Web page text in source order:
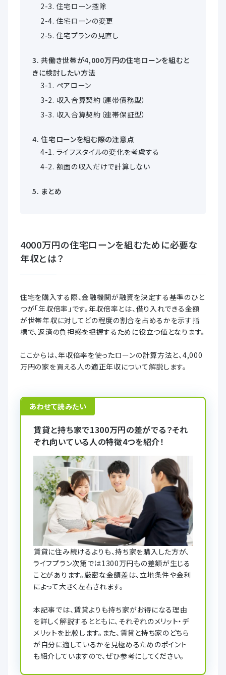
住宅ローン控除
住宅ローンの変更
住宅プランの見直し
共働き世帯が4,000万円の住宅ローンを組むと
きに検討したい方法
ペアローン
収入合算契約（連帯債務型）
収入合算契約（連帯保証型）
住宅ローンを組む際の注意点
ライフスタイルの変化を考慮する
額面の収入だけで計算しない
まとめ
4000万円の住宅ローンを組むために必要な
年収とは？
住宅を購入する際、金融機関が融資を決定する基準のひと
つが「年収倍率」です。年収倍率とは、借り入れできる金額
が世帯年収に対してどの程度の割合を占めるかを示す指
標で、返済の負担感を把握するために役立つ値となります。
ここからは、年収倍率を使ったローンの計算方法と、4,000
万円の家を買える人の適正年収について解説します。
あわせて読みたい
賃貸と持ち家で1300万円の差がでる？それ
ぞれ向いている人の特徴4つを紹介！
賃貸に住み続けるよりも、持ち家を購入した方が、
ライフプラン次第では1300万円もの差額が生じる
ことがあります。厳密な金額差は、立地条件や金利
によって大きく左右されます。
本記事では、賃貸よりも持ち家がお得になる理由
を詳しく解説するとともに、それぞれのメリット・デ
メリットを比較します。また、賃貸と持ち家のどちら
が自分に適しているかを見極めるためのポイント
も紹介していますので、ぜひ参考にしてください。